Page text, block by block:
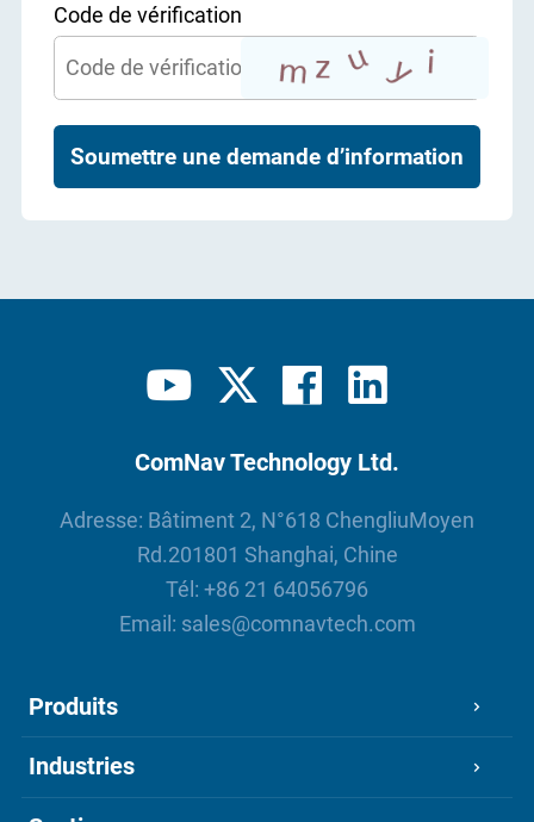
Code de vérification
Soumettre une demande d’information
ComNav Technology Ltd.
Adresse: Bâtiment 2, N°618 ChengliuMoyen
Rd.201801 Shanghai, Chine
Tél: +86 21 64056796
Email: sales@comnavtech.com
Produits
Industries